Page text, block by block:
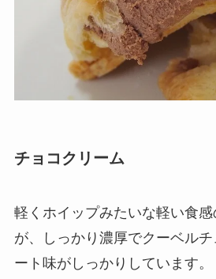
チョコクリーム
軽くホイップみたいな軽い食
が、しっかり濃厚でクーベル
ート味がしっかりしています。